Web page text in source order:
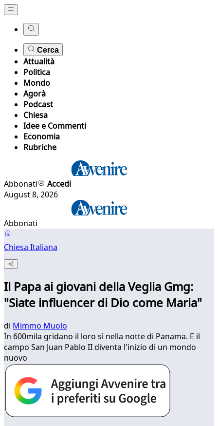
Cerca
Attualità
Politica
Mondo
Agorà
Podcast
Chiesa
Idee e Commenti
Economia
Rubriche
Abbonati
Accedi
August 8, 2026
Abbonati
Chiesa Italiana
Il Papa ai giovani della Veglia Gmg:
"Siate influencer di Dio come Maria"
di Mimmo Muolo
In 600mila gridano il loro sì nella notte di Panama. E il
campo San Juan Pablo II diventa l'inizio di un mondo
nuovo